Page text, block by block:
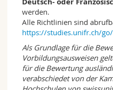
vertiefen
Wahl;
– Die Veranstaltungen
soziale Kompetenzen
spezifischen
Umgesetzt werden die
fachspezifischen
werden.
Alle Richtlinien sind
https://studies.unifr.ch/
Als Grundlage für die
Vorbildungsausweisen
für die Bewertung
verabschiedet von der